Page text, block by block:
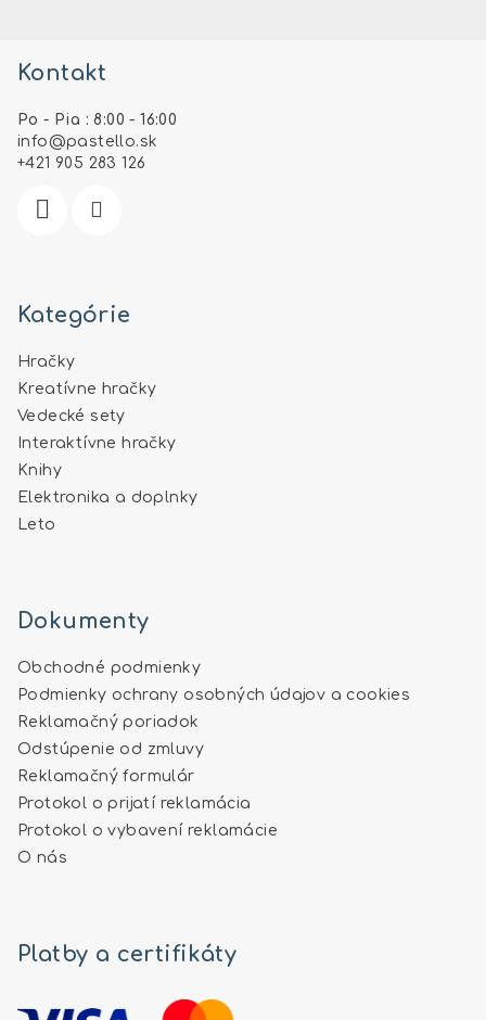
Kontakt
Po - Pia : 8:00 - 16:00
info @pastello.sk
+421 905 283 126
Kategórie
Hračky
Kreatívne hračky
Vedecké sety
Interaktívne hračky
Knihy
Elektronika a doplnky
Leto
Dokumenty
Obchodné podmienky
Podmienky ochrany osobných údajov a cookies
Reklamačný poriadok
Odstúpenie od zmluvy
Reklamačný formulár
Protokol o prijatí reklamácia
Protokol o vybavení reklamácie
O nás
Platby a certifikáty